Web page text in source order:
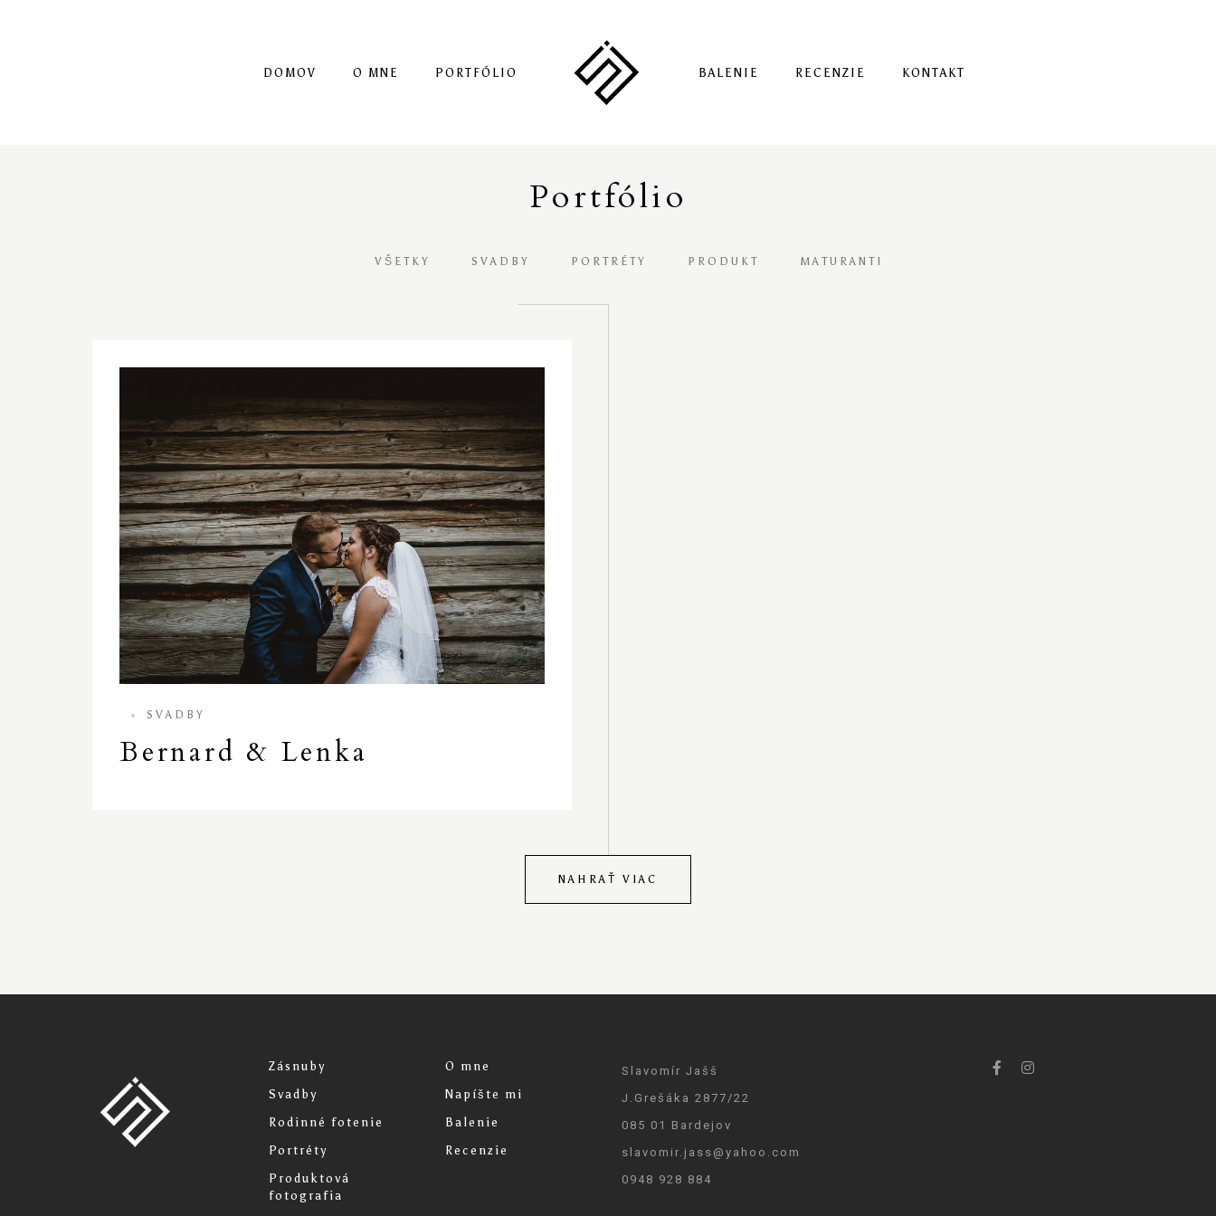
DOMOV O MNE PORTFÓLIO BALENIE RECENZIE KONTAKT
Portfólio
VŠETKY SVADBY PORTRÉTY PRODUKT MATURANTI
SVADBY
Bernard & Lenka
NAHRAŤ VIAC
Zásnuby
Svadby
Rodinné fotenie
Portréty
Produktová
fotografia
O mne
Napíšte mi
Balenie
Recenzie
Slavomír Jašš
J.Grešáka 2877/22
085 01 Bardejov
slavomir.jass@yahoo.com
0948 928 884